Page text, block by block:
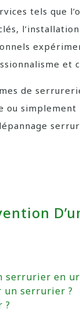
tels que
et
de
ou
serrurier en
un serrurier ?
?